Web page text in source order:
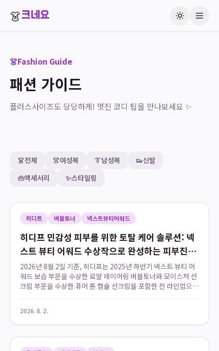
👗크네요
👗Fashion Guide
패션 가이드
플러스사이즈도 당당하게! 멋진 코디 팁을 만나보세요 ✨
👗전체 👚여성복 👔남성복 👟신발
👜액세서리 ✨스타일링
히디프 버블토너 넥스트뷰티어워드
히디프 민감성 피부를 위한 토탈 케어 솔루션: 넥
스트 뷰티 어워드 수상작으로 완성하는 피부진정
루틴
2026년 8월 2일 기준, 히디프는 2025년 하반기 넥스트 뷰티 어
워드 보습 부문을 수상한 로얄 레이어링 버블토너와 모이스처 선
크림 부문을 수상한 퓨어 톤 캡슐 선크림을 포함한 전 라인업으로
2026. 8. 2.